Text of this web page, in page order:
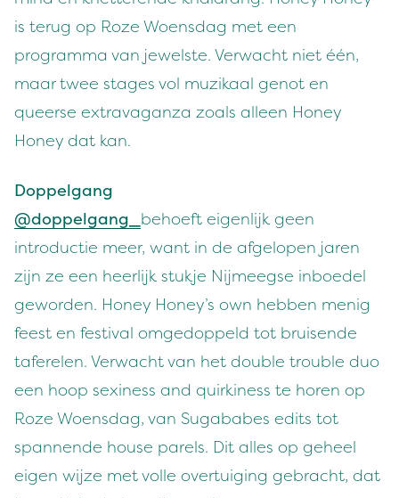
is terug op Roze Woensdag met een
programma van jewelste. Verwacht niet één,
maar twee stages vol muzikaal genot en
queerse extravaganza zoals alleen Honey
Honey dat kan.
Doppelgang
@doppelgang_ behoeft eigenlijk geen
introductie meer, want in de afgelopen jaren
zijn ze een heerlijk stukje Nijmeegse inboedel
geworden. Honey Honey’s own hebben menig
feest en festival omgedoppeld tot bruisende
taferelen. Verwacht van het double trouble duo
een hoop sexiness and quirkiness te horen op
Roze Woensdag, van Sugababes edits tot
spannende house parels. Dit alles op geheel
eigen wijze met volle overtuiging gebracht, dat